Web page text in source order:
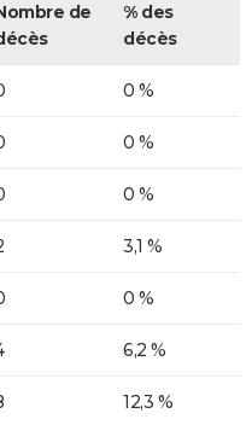
de
% des
décès
0 %
0 %
0 %
3,1 %
0 %
6,2 %
12,3 %